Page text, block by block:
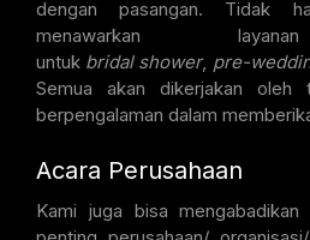
dengan pasangan. Tidak
menawarkan
untuk bridal shower, pre-
Semua akan dikerjakan
berpengalaman dalam
Acara Perusahaan
Kami juga bisa